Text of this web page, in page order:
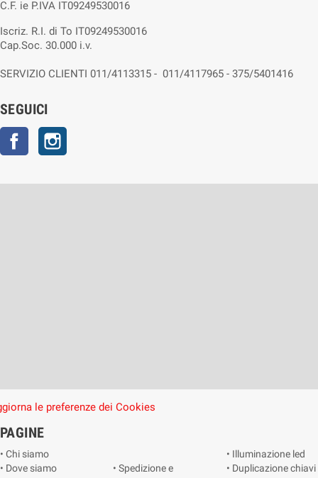
C.F. ie P.IVA IT09249530016
Iscriz. R.I. di To IT09249530016
Cap.Soc. 30.000 i.v.
SERVIZIO CLIENTI 011/4113315 - 011/4117965 - 375/5401416
SEGUICI
Facebook
le preferenze dei Cookies
PAGINE
• Chi siamo
• Dove siamo
• Spedizione e
• Illuminazione led
• Duplicazione chiavi